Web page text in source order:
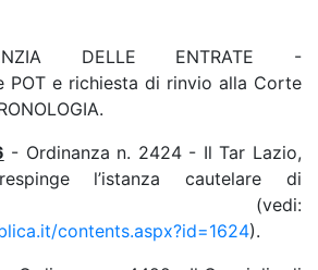
DELLE ENTRATE -
POT e richiesta di rinvio alla Corte
- Ordinanza n. 2424 - Il Tar Lazio,
l’istanza cautelare di
(vedi:
contents.aspx?id=1624).